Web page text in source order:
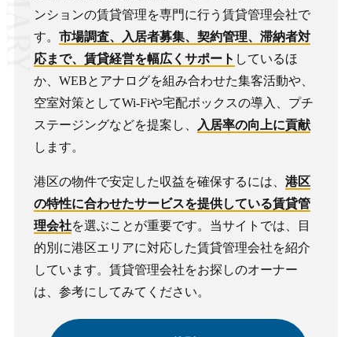
ンションの賃貸管理を専門に行う賃貸管理会社で
す。 市場調査、入居者募集、契約管理、滞納者対
応まで、賃貸経営を幅広くサポート しているほ
か、WEBとアナログを組み合わせた集客活動や、
空室対策としてWi-Fiや宅配ボックスの導入、プチ
ステージングなどを提案し、
入居率の向上に貢献
します。
港区の物件で安定した収益を確保するには、 港区
の特性に合わせたサービスを提供している賃貸管
理会社を選ぶことが重要です。当サイトでは、目
的別に港区エリアに対応した賃貸管理会社を紹介
しています。賃貸管理会社をお探しのオーナー
は、参考にしてみてください。